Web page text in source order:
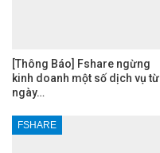
[Thông Báo] Fshare ngừng
kinh doanh một số dịch vụ từ
ngày…
FSHARE